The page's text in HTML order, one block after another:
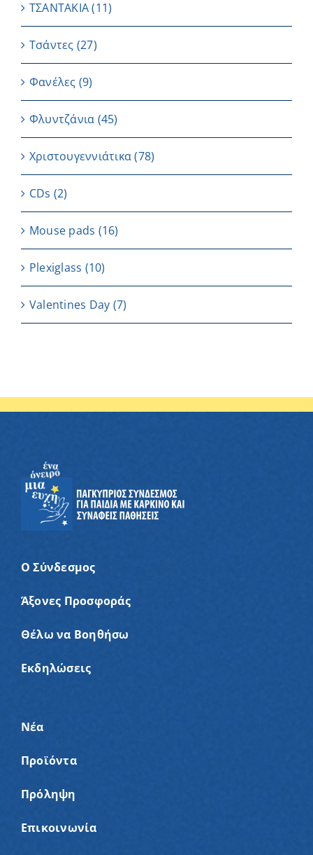
ΤΣΑΝΤΑΚΙΑ (11)
Τσάντες (27)
Φανέλες (9)
Φλυντζάνια (45)
Χριστουγεννιάτικα(78)
CDs (2)
Μouse pads (16)
Plexiglass (10)
Valentines Day (7)
Ο Σύνδεσμος
Άξονες Προσφοράς
Θέλω να Βοηθήσω
Εκδηλώσεις
Νέα
Προϊόντα
Πρόληψη
Επικοινωνία